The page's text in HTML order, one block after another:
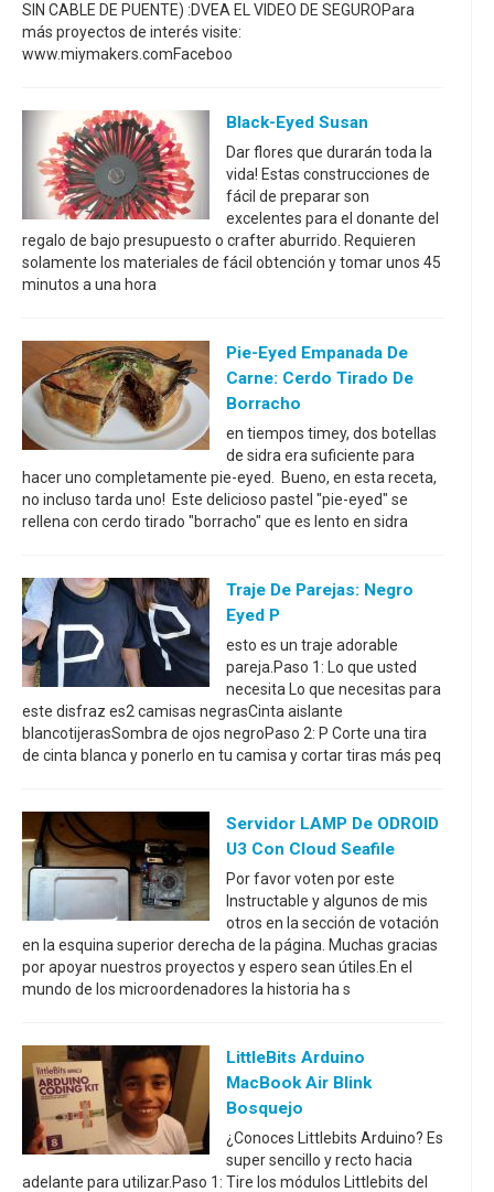
SIN CABLE DE PUENTE) :DVEA EL VIDEO DE SEGUROPara
más proyectos de interés visite:
www.miymakers.comFaceboo
Black-Eyed Susan
Dar flores que durarán toda la
vida! Estas construcciones de
fácil de preparar son
excelentes para el donante del
regalo de bajo presupuesto o crafter aburrido. Requieren
solamente los materiales de fácil obtención y tomar unos 45
minutos a una hora
Pie-Eyed Empanada De
Carne: Cerdo Tirado De
Borracho
en tiempos timey, dos botellas
de sidra era suficiente para
hacer uno completamente pie-eyed. Bueno, en esta receta,
no incluso tarda uno! Este delicioso pastel "pie-eyed" se
rellena con cerdo tirado "borracho" que es lento en sidra
Traje De Parejas: Negro
Eyed P
esto es un traje adorable
pareja.Paso 1: Lo que usted
necesita Lo que necesitas para
este disfraz es2 camisas negrasCinta aislante
blancotijerasSombra de ojos negroPaso 2: P Corte una tira
de cinta blanca y ponerlo en tu camisa y cortar tiras más peq
Servidor LAMP De ODROID
U3 Con Cloud Seafile
Por favor voten por este
Instructable y algunos de mis
otros en la sección de votación
en la esquina superior derecha de la página. Muchas gracias
por apoyar nuestros proyectos y espero sean útiles.En el
mundo de los microordenadores la historia ha s
LittleBits Arduino
MacBook Air Blink
Bosquejo
¿Conoces Littlebits Arduino? Es
super sencillo y recto hacia
adelante para utilizar.Paso 1: Tire los módulos Littlebits del